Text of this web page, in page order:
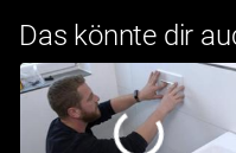
Das könnte dir